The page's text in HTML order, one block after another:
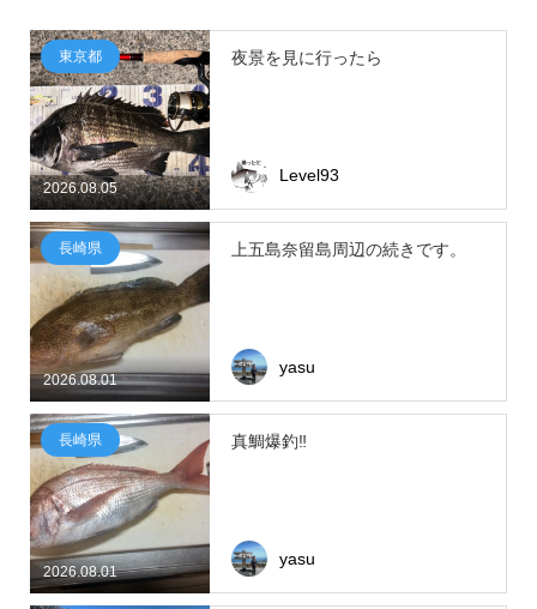
2026.08.05
東京都 夜景を見に行ったら
Level93
2026.08.01
長崎県 上五島奈留島周辺の続きです。
yasu
2026.08.01
長崎県 真鯛爆釣‼
yasu